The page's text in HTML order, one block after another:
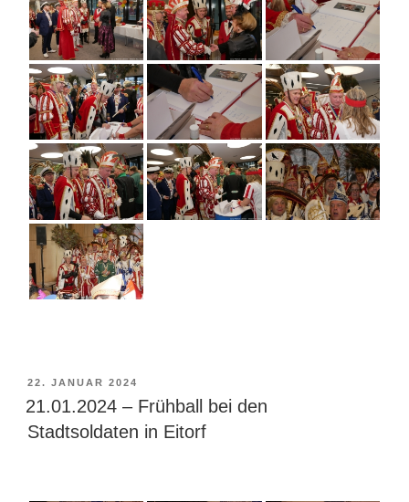
VERÖFFENTLICHT
AM
22. JANUAR 2024
21.01.2024 – Frühball bei den
Stadtsoldaten in Eitorf